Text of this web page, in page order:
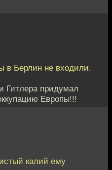
в Берлин не входили.
Гитлера придумал
Европы!!!
калий ему